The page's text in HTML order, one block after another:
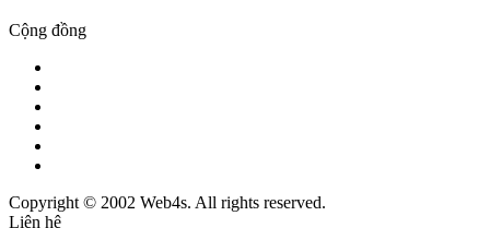
Cộng đồng
Copyright © 2002 Web4s. All rights reserved.
Liên hệ